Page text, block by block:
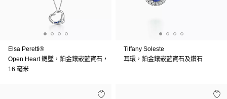
Elsa Peretti®
Open Heart 鏈墜，鉑金鑲嵌藍寶石，
16 毫米
Tiffany Soleste
耳環，鉑金鑲嵌藍寶石及鑽石